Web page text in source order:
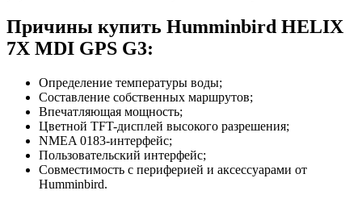
Причины купить Humminbird HELIX
7X MDI GPS G3:
Определение температуры воды;
Составление собственных маршрутов;
Впечатляющая мощность;
Цветной TFT-дисплей высокого разрешения;
NMEA 0183-интерфейс;
Пользовательский интерфейс;
Совместимость с периферией и аксессуарами от
Humminbird.